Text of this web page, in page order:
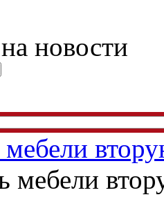
новости
мебели